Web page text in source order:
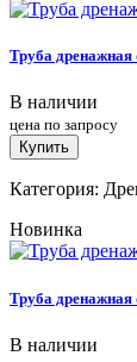
Труба
В наличии
цена по запросу
Купить
Категория:
Новинка
Труба
В наличии